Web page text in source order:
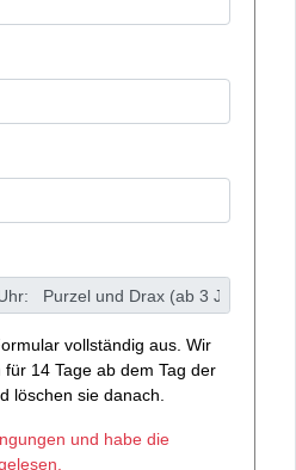
vollständig aus. Wir
14 Tage ab dem Tag der
löschen sie danach.
und habe die